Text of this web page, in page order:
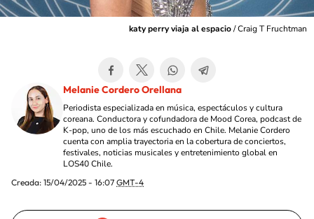
katy perry viaja al espacio/Craig T Fruchtman
Melanie Cordero Orellana
Periodista especializada en música, espectáculos y cultura
coreana. Conductora y cofundadora de Mood Corea, podcast de
K-pop, uno de los más escuchado en Chile. Melanie Cordero
cuenta con amplia trayectoria en la cobertura de conciertos,
festivales, noticias musicales y entretenimiento global en
LOS40 Chile.
Creada: 15/04/2025 - 16:07 GMT-4